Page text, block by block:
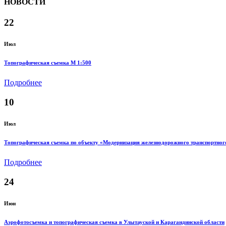
НОВОСТИ
22
Июл
Топографическая съемка M 1:500
Подробнее
10
Июл
Топографическая съемка по объекту «Модернизация железнодорожного
Подробнее
24
Июн
Аэрофотосъемка и топографическая съемка в Улытауской и Карагандинской области